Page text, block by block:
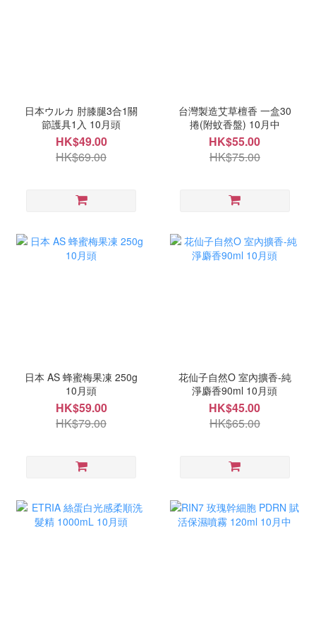
日本ウルカ 肘膝腿3合1關
節護具1入 10月頭
HK$49.00
HK$69.00
台灣製造艾草檀香 一盒30
捲(附蚊香盤) 10月中
HK$55.00
HK$75.00
日本 AS 蜂蜜梅果凍 250g
10月頭
HK$59.00
HK$79.00
花仙子自然O 室內擴香-純
淨麝香90ml 10月頭
HK$45.00
HK$65.00